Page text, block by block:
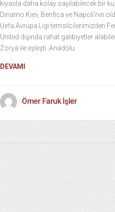
kıyasla daha kolay sayılabilecek bir
Dinamo Kiev, Benfica ve Napoli’nin
Uefa Avrupa Ligi temsilcilerimizden
United dışında rahat galibiyetler
Zorya ile eşleşti. Anadolu
DEVAMI
Ömer Faruk İşler